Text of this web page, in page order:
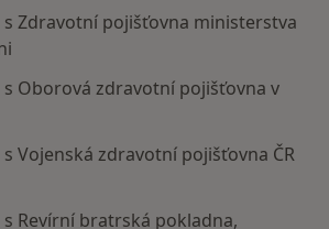
s Zdravotní pojišťovna ministerstva
Oborová zdravotní pojišťovna v
Vojenská zdravotní pojišťovna ČR
Revírní bratrská pokladna,